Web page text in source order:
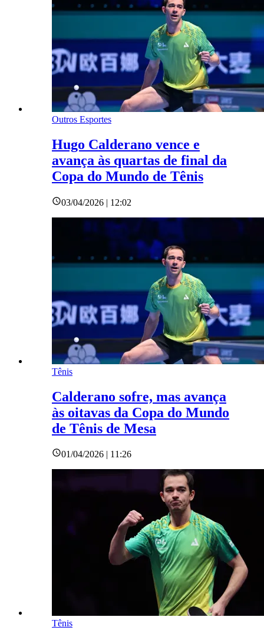
Outros Esportes
Hugo Calderano vence e
avança às quartas de final da
Copa do Mundo de Tênis
03/04/2026 | 12:02
Tênis
Calderano sofre, mas avança
às oitavas da Copa do Mundo
de Tênis de Mesa
01/04/2026 | 11:26
Tênis